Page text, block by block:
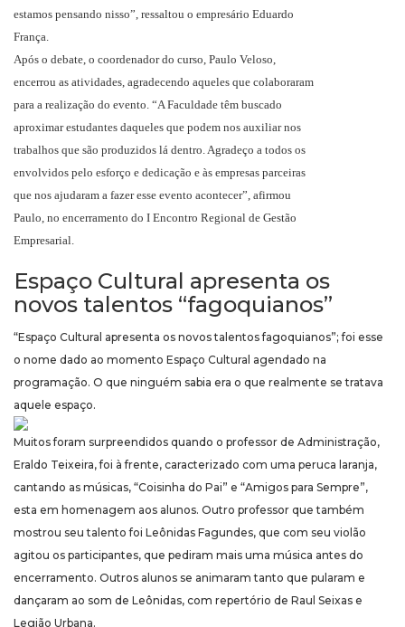
estamos pensando nisso”, ressaltou o empresário Eduardo
França.
Após o debate, o coordenador do curso, Paulo Veloso,
encerrou as atividades, agradecendo aqueles que colaboraram
para a realização do evento. “A Faculdade têm buscado
aproximar estudantes daqueles que podem nos auxiliar nos
trabalhos que são produzidos lá dentro. Agradeço a todos os
envolvidos pelo esforço e dedicação e às empresas parceiras
que nos ajudaram a fazer esse evento acontecer”, afirmou
Paulo, no encerramento do I Encontro Regional de Gestão
Empresarial.
Espaço Cultural apresenta os
novos talentos “fagoquianos”
“Espaço Cultural apresenta os novos talentos fagoquianos”; foi esse
o nome dado ao momento Espaço Cultural agendado na
programação. O que ninguém sabia era o que realmente se tratava
aquele espaço.
Muitos foram surpreendidos quando o professor de Administração,
Eraldo Teixeira, foi à frente, caracterizado com uma peruca laranja,
cantando as músicas, “Coisinha do Pai” e “Amigos para Sempre”,
esta em homenagem aos alunos. Outro professor que também
mostrou seu talento foi Leônidas Fagundes, que com seu violão
agitou os participantes, que pediram mais uma música antes do
encerramento. Outros alunos se animaram tanto que pularam e
dançaram ao som de Leônidas, com repertório de Raul Seixas e
Legião Urbana.